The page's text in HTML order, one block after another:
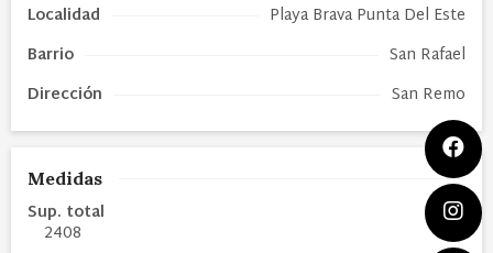
Localidad
Playa Brava Punta Del Este
Barrio
San Rafael
Dirección
San Remo
Medidas
Sup. total
2408